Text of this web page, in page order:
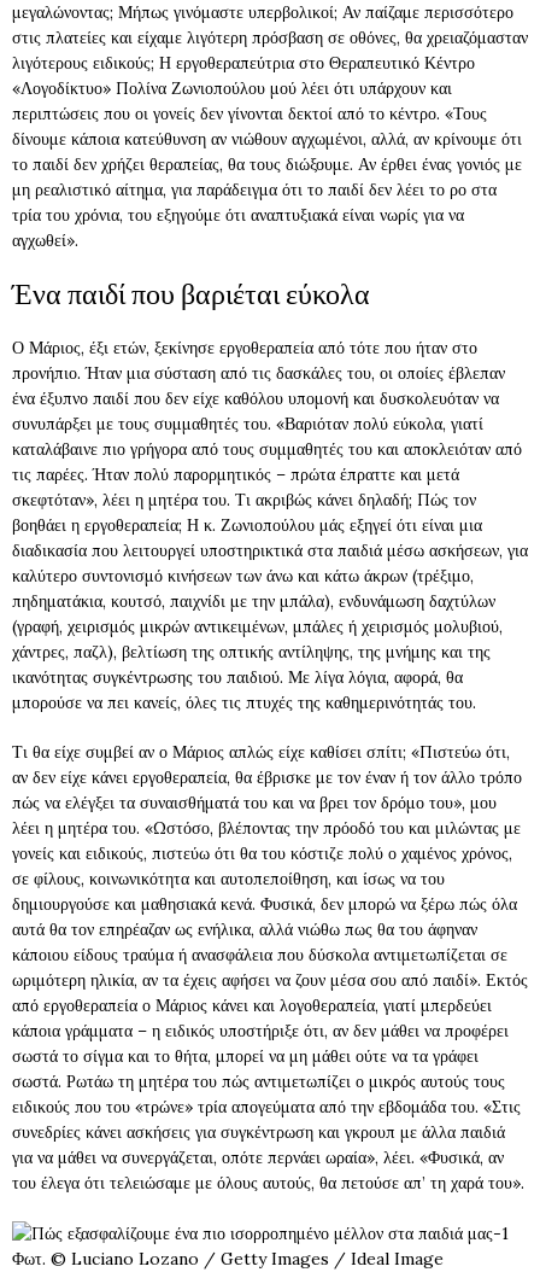
μεγαλώνοντας; Μήπως γινόμαστε υπερβολικοί; Αν παίζαμε περισσότερο
στις πλατείες και είχαμε λιγότερη πρόσβαση σε οθόνες, θα χρειαζόμασταν
λιγότερους ειδικούς; Η εργοθεραπεύτρια στο Θεραπευτικό Κέντρο
«Λογοδίκτυο» Πολίνα Ζωνιοπούλου μού λέει ότι υπάρχουν και
περιπτώσεις που οι γονείς δεν γίνονται δεκτοί από το κέντρο. «Τους
δίνουμε κάποια κατεύθυνση αν νιώθουν αγχωμένοι, αλλά, αν κρίνουμε ότι
το παιδί δεν χρήζει θεραπείας, θα τους διώξουμε. Αν έρθει ένας γονιός με
μη ρεαλιστικό αίτημα, για παράδειγμα ότι το παιδί δεν λέει το ρο στα
τρία του χρόνια, του εξηγούμε ότι αναπτυξιακά είναι νωρίς για να
αγχωθεί».
Ένα παιδί που βαριέται εύκολα
Ο Μάριος, έξι ετών, ξεκίνησε εργοθεραπεία από τότε που ήταν στο
προνήπιο. Ήταν μια σύσταση από τις δασκάλες του, οι οποίες έβλεπαν
ένα έξυπνο παιδί που δεν είχε καθόλου υπομονή και δυσκολευόταν να
συνυπάρξει με τους συμμαθητές του. «Βαριόταν πολύ εύκολα, γιατί
καταλάβαινε πιο γρήγορα από τους συμμαθητές του και αποκλειόταν από
τις παρέες. Ήταν πολύ παρορμητικός – πρώτα έπραττε και μετά
σκεφτόταν», λέει η μητέρα του. Τι ακριβώς κάνει δηλαδή; Πώς τον
βοηθάει η εργοθεραπεία; Η κ. Ζωνιοπούλου μάς εξηγεί ότι είναι μια
διαδικασία που λειτουργεί υποστηρικτικά στα παιδιά μέσω ασκήσεων, για
καλύτερο συντονισμό κινήσεων των άνω και κάτω άκρων (τρέξιμο,
πηδηματάκια, κουτσό, παιχνίδι με την μπάλα), ενδυνάμωση δαχτύλων
(γραφή, χειρισμός μικρών αντικειμένων, μπάλες ή χειρισμός μολυβιού,
χάντρες, παζλ), βελτίωση της οπτικής αντίληψης, της μνήμης και της
ικανότητας συγκέντρωσης του παιδιού. Με λίγα λόγια, αφορά, θα
μπορούσε να πει κανείς, όλες τις πτυχές της καθημερινότητάς του.
Τι θα είχε συμβεί αν ο Μάριος απλώς είχε καθίσει σπίτι; «Πιστεύω ότι,
αν δεν είχε κάνει εργοθεραπεία, θα έβρισκε με τον έναν ή τον άλλο τρόπο
πώς να ελέγξει τα συναισθήματά του και να βρει τον δρόμο του», μου
λέει η μητέρα του. «Ωστόσο, βλέποντας την πρόοδό του και μιλώντας με
γονείς και ειδικούς, πιστεύω ότι θα του κόστιζε πολύ ο χαμένος χρόνος,
σε φίλους, κοινωνικότητα και αυτοπεποίθηση, και ίσως να του
δημιουργούσε και μαθησιακά κενά. Φυσικά, δεν μπορώ να ξέρω πώς όλα
αυτά θα τον επηρέαζαν ως ενήλικα, αλλά νιώθω πως θα του άφηναν
κάποιου είδους τραύμα ή ανασφάλεια που δύσκολα αντιμετωπίζεται σε
ωριμότερη ηλικία, αν τα έχεις αφήσει να ζουν μέσα σου από παιδί». Εκτός
από εργοθεραπεία ο Μάριος κάνει και λογοθεραπεία, γιατί μπερδεύει
κάποια γράμματα – η ειδικός υποστήριξε ότι, αν δεν μάθει να προφέρει
σωστά το σίγμα και το θήτα, μπορεί να μη μάθει ούτε να τα γράφει
σωστά. Ρωτάω τη μητέρα του πώς αντιμετωπίζει ο μικρός αυτούς τους
ειδικούς που του «τρώνε» τρία απογεύματα από την εβδομάδα του. «Στις
συνεδρίες κάνει ασκήσεις για συγκέντρωση και γκρουπ με άλλα παιδιά
για να μάθει να συνεργάζεται, οπότε περνάει ωραία», λέει. «Φυσικά, αν
του έλεγα ότι τελειώσαμε με όλους αυτούς, θα πετούσε απ’ τη χαρά του».
Φωτ. © Luciano Lozano / Getty Images / Ideal Image